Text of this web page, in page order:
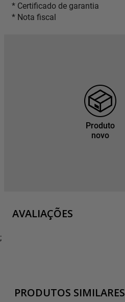
* Certificado de garantia
* Nota fiscal
Produto
novo
AVALIAÇÕES
;
PRODUTOS SIMILARES